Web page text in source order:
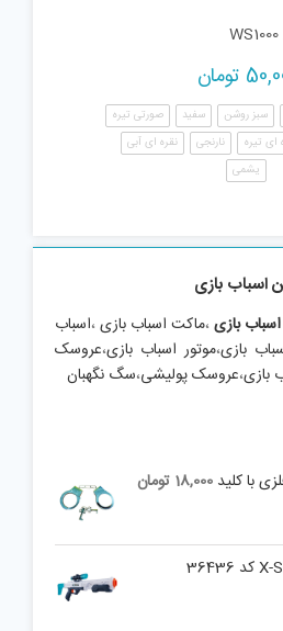
تومان
سبز روشن سفید
صورتی تیره
ای تیره نارنجی
نقره ای آبی
یشمی
اسباب بازی
بازی،ماکت اسباب بازی،اسباب
بازی،موتور اسباب بازی،عروسک
بازی،عروسک پولیشی،سگ نگهبان
با کلید 18,000 تومان